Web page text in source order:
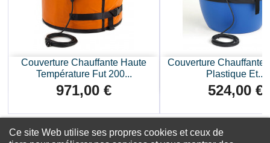
Couverture Chauffante Haute
Température Fut 200...
Prix
971,00 €
Couverture Chauffante
Plastique Et...
Prix
524,00 €
Ce site Web utilise ses propres cookies et ceux de